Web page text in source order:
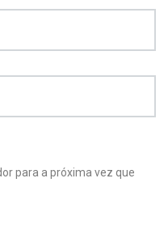
para a próxima vez que